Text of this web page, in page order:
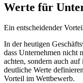
Werte für
Ein entscheidender
In der heutigen
dass Unternehmen nicht
achten, sondern auch
deutliche Werte
Vorteil im Wettbewerb.